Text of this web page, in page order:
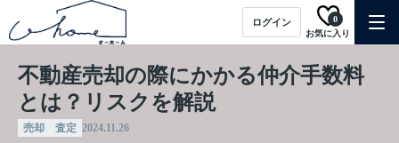
ログイン
お気に入り
0
不動産売却の際にかかる仲介手数料
とは？リスクを解説
売却 査定 2024.11.26